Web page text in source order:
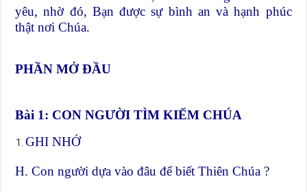
yêu, nhờ đó, Bạn được sự bình an và hạnh phúc
thật nơi Chúa.
PHẦN MỞ ĐẦU
Bài 1: CON NGƯỜI TÌM KIẾM CHÚA
GHI NHỚ
H. Con người dựa vào đâu để biết Thiên Chúa ?